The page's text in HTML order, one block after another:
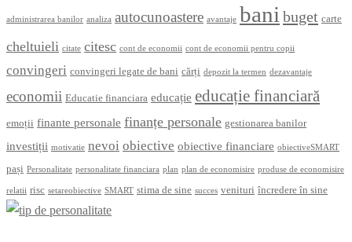
administrarea banilor analiza autocunoastere avantaje bani buget carte
cheltuieli citate citesc cont de economii cont de economii pentru copii
convingeri convingeri legate de bani cărți depozit la termen dezavantaje
economii Educatie financiara educație educație financiară
emoții finante personale finanțe personale gestionarea banilor
investiții motivatie nevoi obiective obiective financiare obiectiveSMART
pași Personalitate personalitate financiara plan plan de economisire produse de economisire
relatii risc setareobiective SMART stima de sine succes venituri încredere în sine